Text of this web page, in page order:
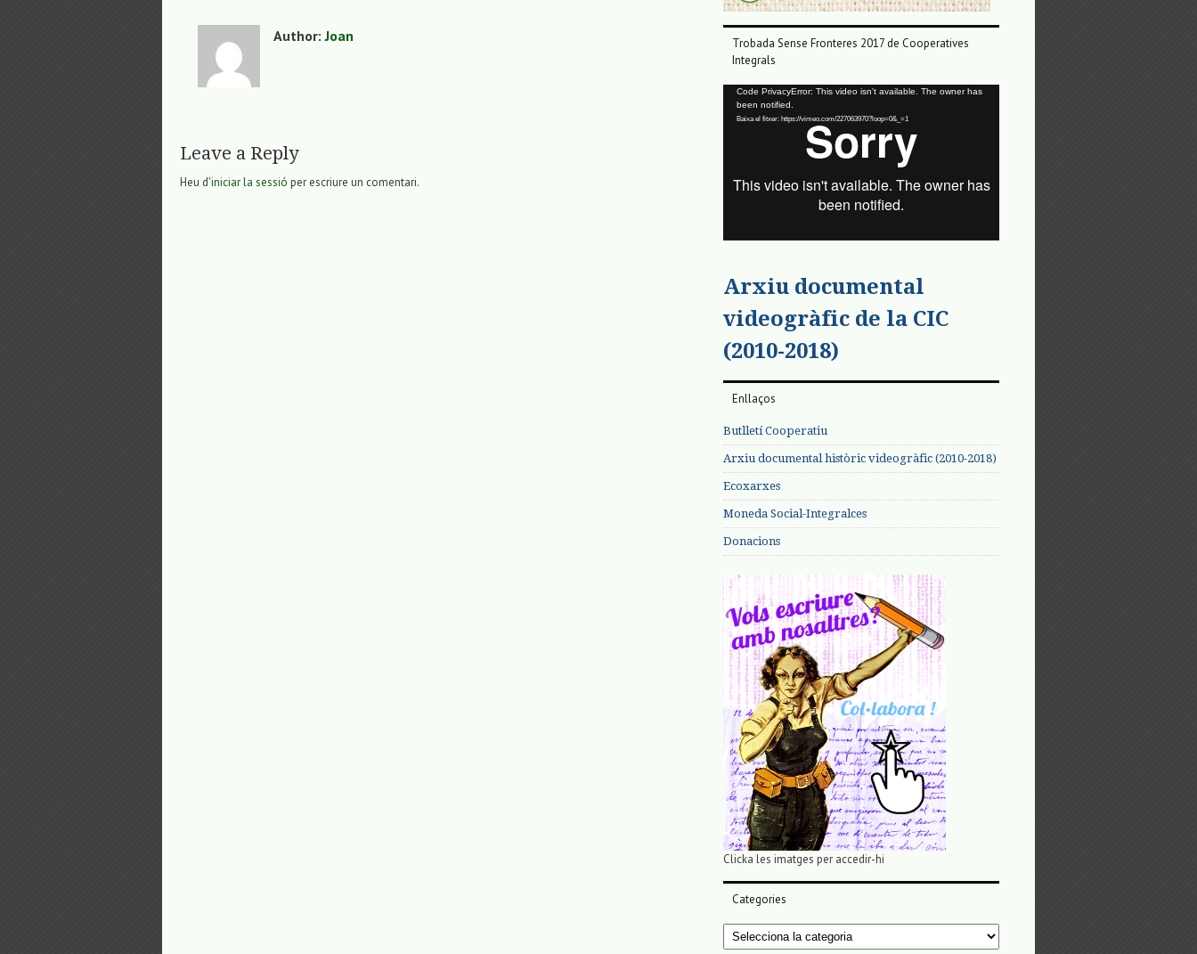
Author:Joan
Leave a Reply
Heu d'iniciar la sessió per escriure un comentari.
Trobada Sense Fronteres 2017 de Cooperatives
Integrals
Reproductor
vídeo
Code PrivacyError: This video isn't available. The owner has
been notified.
Baixa el fitxer: https://vimeo.com/227063970?loop=0&_=1
Arxiu documental
videogràfic de la CIC
(2010-2018)
Enllaços
Butlletí Cooperatiu
Arxiu documental històric videogràfic (2010-2018)
Ecoxarxes
Moneda Social-Integralces
Donacions
Clicka les imatges per accedir-hi
Categories
Categories